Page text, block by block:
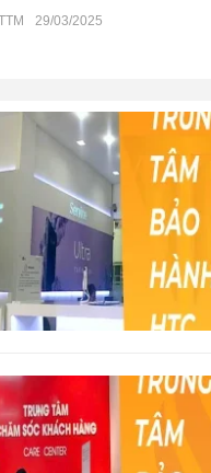
29/03/2025